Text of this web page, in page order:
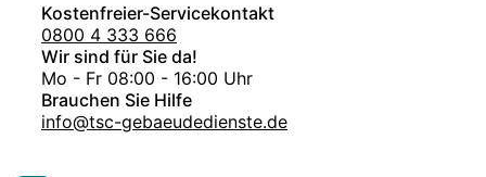
Kostenfreier-Servicekontakt
0800 4 333 666
Wir sind für Sie da!
Mo - Fr 08:00 - 16:00 Uhr
Brauchen Sie Hilfe
info@tsc-gebaeudedienste.de